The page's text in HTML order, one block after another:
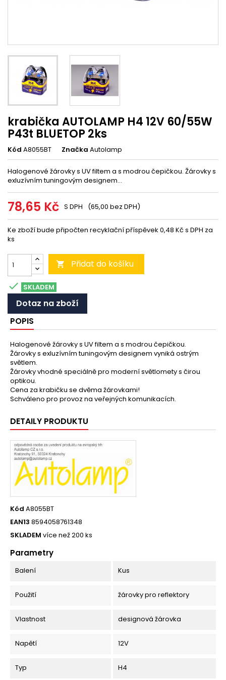
krabička AUTOLAMP H4 12V 60/55W
P43t BLUETOP 2ks
Kód A8055BT Značka Autolamp
Halogenové žárovky s UV filtem a s modrou čepičkou. Žárovky s
exluzívním tuningovým designem...
78,65 Kč S DPH (65,00 bez DPH)
Ke zboží bude připočten recyklační příspěvek 0,48 Kč s DPH za
ks
 Přidat do košíku
 SKLADEM
Dotaz na zboží
POPIS
Halogenové žárovky s UV filtem a s modrou čepičkou.
Žárovky s exluzívním tuningovým designem vyniká ostrým
světlem.
Žárovky vhodné speciálně pro moderní světlomety s čirou
optikou.
Cena za krabičku se dvěma žárovkami!
Schváleno pro provoz na veřejných komunikacích.
DETAILY PRODUKTU
Kód A8055BT
EAN13 8594058761348
SKLADEM více než 200 ks
Parametry
Balení Kus
Použití žárovky pro reflektory
Vlastnost designová žárovka
Napětí 12V
Typ H4